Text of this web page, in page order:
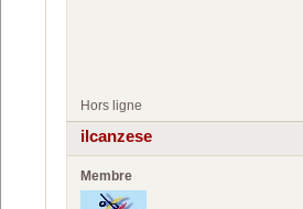
Hors ligne
ilcanzese
Membre